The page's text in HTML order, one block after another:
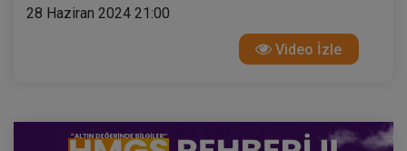
28 Haziran 2024 21:00
Video İzle